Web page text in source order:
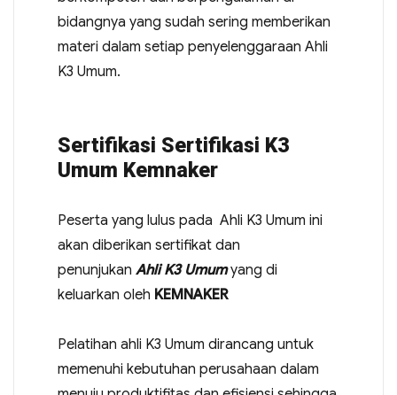
bidangnya yang sudah sering memberikan
materi dalam setiap penyelenggaraan Ahli
K3 Umum.
Sertifikasi Sertifikasi K3
Umum Kemnaker
Peserta yang lulus pada Ahli K3 Umum ini
akan diberikan sertifikat dan
penunjukan Ahli K3 Umumyang di
keluarkan oleh KEMNAKER
Pelatihan ahli K3 Umum dirancang untuk
memenuhi kebutuhan perusahaan dalam